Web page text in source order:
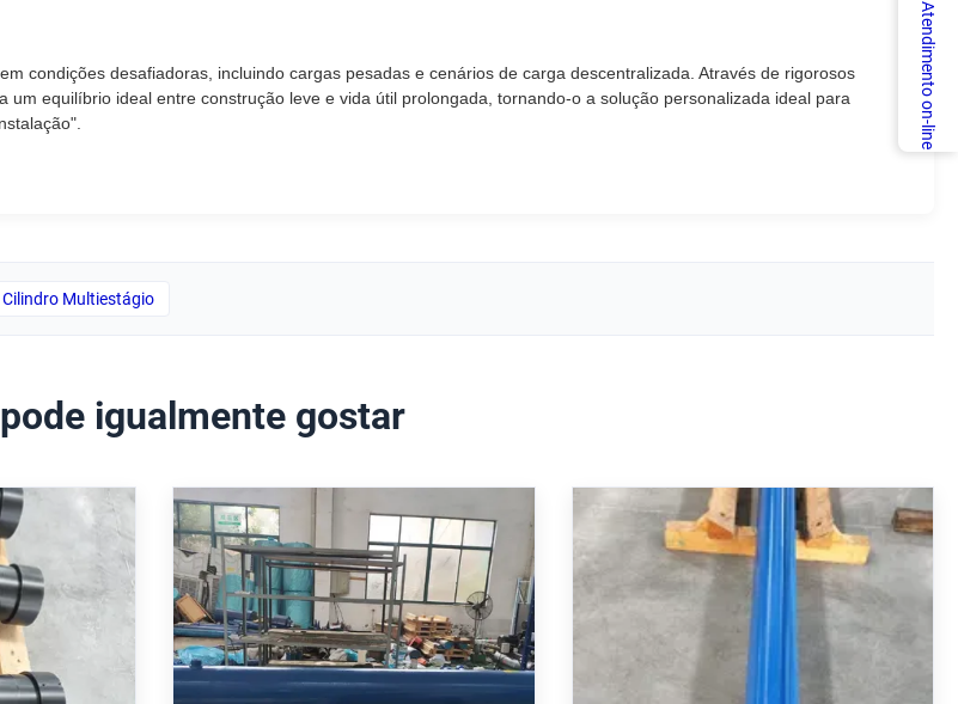
Atendimento on-line
condições desafiadoras, incluindo cargas pesadas e cenários de carga descentralizada. Através de rigorosos
equilíbrio ideal entre construção leve e vida útil prolongada, tornando-o a solução personalizada ideal para
Cilindro Multiestágio
igualmente gostar
de
mm
de
Tipo de moinho de trabalho
pesado cilindro hidráulico com
furo de 160 mm padrão ISO
6022 e feedback de posição
cilindro hidráulico de longo
curso com curso de 2040 mm
ISO 6022 Compativel duplo-